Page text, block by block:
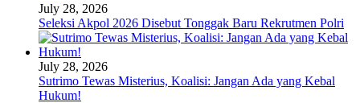
July 28, 2026
Seleksi Akpol 2026 Disebut Tonggak Baru Rekrutmen Polri
July 28, 2026
Sutrimo Tewas Misterius, Koalisi: Jangan Ada yang Kebal
Hukum!